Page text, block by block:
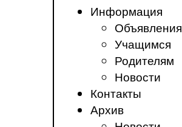
Информация
Объявления
Учащимся
Родителям
Новости
Контакты
Архив